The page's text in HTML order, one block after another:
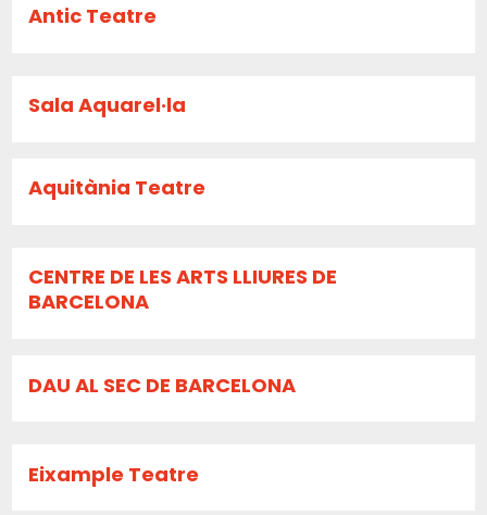
Antic Teatre
Sala Aquarel·la
Aquitània Teatre
CENTRE DE LES ARTS LLIURES DE
BARCELONA
DAU AL SEC DE BARCELONA
Eixample Teatre